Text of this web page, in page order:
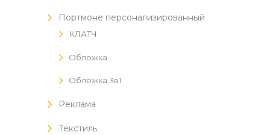
Портмоне персонализированный
КЛАТЧ
Обложка
Обложка 3в1
Реклама
Текстиль